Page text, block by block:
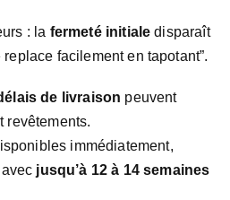
: la fermeté initiale disparaît
replace facilement en tapotant”.
de livraison peuvent
revêtements.
immédiatement,
jusqu’à 12 à 14 semaines